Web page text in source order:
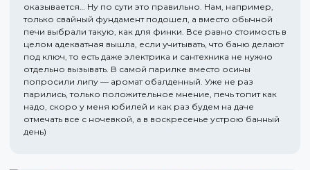
оказывается… Ну по сути это правильно. Нам, например,
только свайный фундамент подошел, а вместо обычной
печи выбрали такую, как для финки. Все равно стоимость в
целом адекватная вышла, если учитывать, что баню делают
под ключ, то есть даже электрика и сантехника не нужно
отдельно вызывать. В самой парилке вместо осины
попросили липу — аромат обалденный. Уже не раз
парились, только положительное мнение, печь топит как
надо, скоро у меня юбилей и как раз будем на даче
отмечать все с ночевкой, а в воскресенье устрою банный
день)